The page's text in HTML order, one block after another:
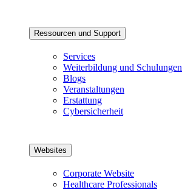
Ressourcen und Support
Services
Weiterbildung und Schulungen
Blogs
Veranstaltungen
Erstattung
Cybersicherheit
Websites
Corporate Website
Healthcare Professionals